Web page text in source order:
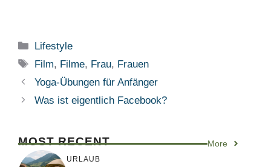
Kategorien
Lifestyle
Schlagwörter
Film, Filme, Frau, Frauen
Yoga-Übungen für Anfänger
Was ist eigentlich Facebook?
MOST RECENT More
URLAUB